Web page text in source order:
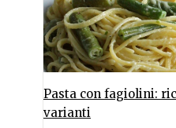
Pasta con fagiolini:
varianti